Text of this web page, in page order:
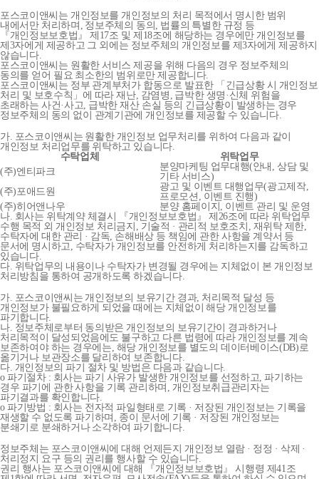
포스코이앤씨는 개인정보를 개인정보의 처리 목적에서 명시한 범위
내에서만 처리하며, 정보주체의 동의, 법률의 특별한 규정 등
『개인정보보호법』 제17조 및 제18조에 해당하는 경우에만 개인정보를
제3자에게 제공하고 그 외에는 정보주체의 개인정보를 제3자에게 제공하지
않습니다.
포스코이앤씨는 원활한 서비스 제공을 위해 다음의 경우 정보주체의
동의를 얻어 필요 최소한의 범위로만 제공합니다.
포스코이앤씨는 정부 관계부처가 합동으로 발표한 「긴급상황 시 개인정보
처리 및 보호수칙」에 따라 재난, 감염병, 급박한 생명·신체 위험을
초래하는 사건·사고, 급박한 재산 손실 등의 긴급상황이 발생하는 경우
정보주체의 동의 없이 관계기관에 개인정보를 제공할 수 있습니다.
가. 포스코이앤씨는 원활한 개인정보 업무처리를 위하여 다음과 같이
개인정보 처리업무를 위탁하고 있습니다.
수탁업체
위탁업무
(주)엔티파크
분양마케팅 업무대행(안내, 상담 및
기타 서비스)
(주)포애드원
광고 및 이벤트 대행업무(광고제작,
프로모션, 이벤트 진행)
(주)히어앤나우
분양 홈페이지, 이벤트 관리 및 운영
나. 회사는 위탁계약 체결시 『개인정보보호법』 제26조에 따라 위탁업무
수행 목적 외 개인정보 처리금지, 기술적 · 관리적 보호조치, 재위탁 제한,
수탁자에 대한 관리 · 감독, 손해배상 등 책임에 관한 사항을 계약서 등
문서에 명시하고, 수탁자가 개인정보를 안전하게 처리하는지를 감독하고
있습니다.
다. 위탁업무의 내용이나 수탁자가 변경될 경우에는 지체없이 본 개인정보
처리방침을 통하여 공개하도록 하겠습니다.
가. 포스코이앤씨는 개인정보의 보유기간 경과, 처리목적 달성 등
개인정보가 불필요하게 되었을 때에는 지체없이 해당 개인정보를
파기합니다.
나. 정보주체로부터 동의받은 개인정보의 보유기간이 경과하거나
처리목적이 달성되었음에도 불구하고 다른 법령에 따라 개인정보를 계속
보존하여야 하는 경우에는, 해당 개인정보를 별도의 데이터베이스(DB)로
옮기거나 보관장소를 달리하여 보존합니다.
다. 개인정보의 파기 절차 및 방법은 다음과 같습니다.
o 파기절차 : 회사는 파기 사유가 발생한 개인정보를 선정하고, 파기하는
경우 파기에 관한 사항을 기록 관리하며, 개인정보취급관리자는
파기결과를 확인합니다.
o 파기방법 : 회사는 전자적 파일형태로 기록 · 저장된 개인정보는 기록을
재생할 수 없도록 파기하며, 종이 문서에 기록 · 저장된 개인정보는
분쇄기로 분쇄하거나 소각하여 파기합니다.
정보주체는 포스코이앤씨에 대해 언제든지 개인정보 열람 · 정정 · 삭제 ·
처리정지 요구 등의 권리를 행사할 수 있습니다.
권리 행사는 포스코이앤씨에 대해 『개인정보보호법』 시행령 제41조